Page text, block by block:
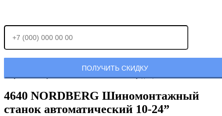
Отправляя заявку, Вы соглашаетесь сполитикой конфиденциальности.
4640 NORDBERG Шиномонтажный
станок автоматический 10-24”